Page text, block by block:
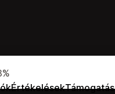
ÉrtékelésekTámogatás